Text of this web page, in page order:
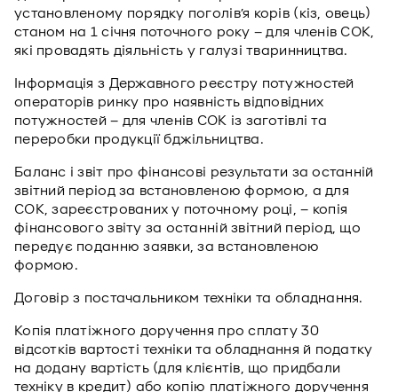
установленому порядку поголів’я корів (кіз, овець)
станом на 1 січня поточного року – для членів СОК,
які провадять діяльність у галузі тваринництва.
Інформація з Державного реєстру потужностей
операторів ринку про наявність відповідних
потужностей – для членів СОК із заготівлі та
переробки продукції бджільництва.
Баланс і звіт про фінансові результати за останній
звітний період за встановленою формою, а для
СОК, зареєстрованих у поточному році, – копія
фінансового звіту за останній звітний період, що
передує поданню заявки, за встановленою
формою.
Договір з постачальником техніки та обладнання.
Копія платіжного доручення про сплату 30
відсотків вартості техніки та обладнання й податку
на додану вартість (для клієнтів, що придбали
техніку в кредит) або копію платіжного доручення